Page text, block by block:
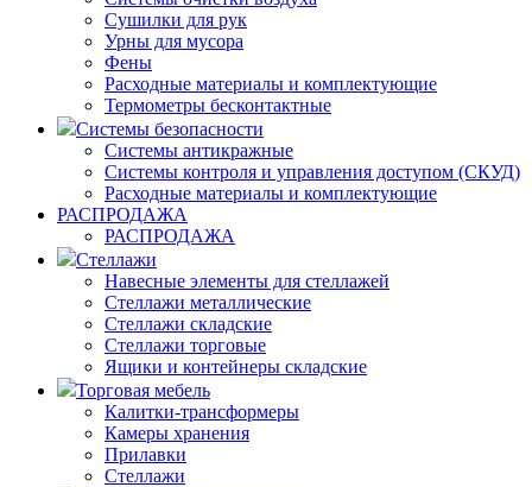
Сушилки для рук
Урны для мусора
Фены
Расходные материалы и комплектующие
Термометры бесконтактные
Системы безопасности
Системы антикражные
Системы контроля и управления доступом (СКУД)
Расходные материалы и комплектующие
РАСПРОДАЖА
РАСПРОДАЖА
Стеллажи
Навесные элементы для стеллажей
Стеллажи металлические
Стеллажи складские
Стеллажи торговые
Ящики и контейнеры складские
Торговая мебель
Калитки-трансформеры
Камеры хранения
Прилавки
Стеллажи